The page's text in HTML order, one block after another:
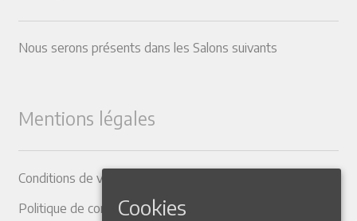
Nous serons présents dans les Salons suivants
Mentions légales
Conditions de vente
Politique de confidentialité
Cookies